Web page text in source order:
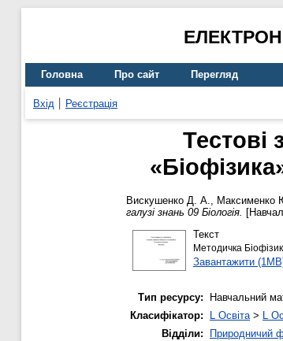
Головна Про сайт Перегляд
Вхід Реєстрація
Тестові
Вискушенко Д. А., Максименко
галузі знань 09 Біологія.
Текст
Методичка
Завантажити
Тип ресурсу:
Навчальний
Класифікатор:
L Освіта> L
Відділи:
Природничий